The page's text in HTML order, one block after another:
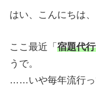
はい、こんにちは、
ここ最近「 宿題代
うで。
……いや毎年流行っ